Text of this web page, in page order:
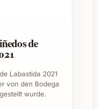
Dinnern und
zu
für
de
Labastida 2021
von den Bodega
wurde.